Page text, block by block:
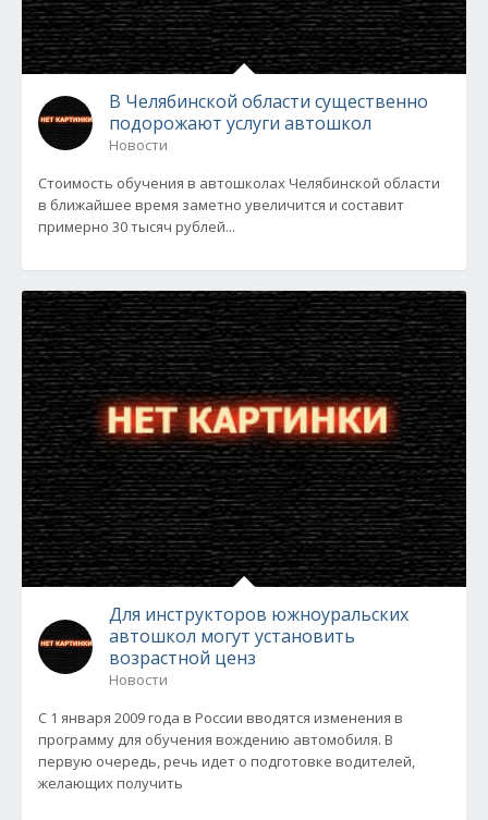
В Челябинской области существенно
подорожают услуги автошкол
Новости
Стоимость обучения в автошколах Челябинской области
в ближайшее время заметно увеличится и составит
примерно 30 тысяч рублей...
Для инструкторов южноуральских
автошкол могут установить
возрастной ценз
Новости
С 1 января 2009 года в России вводятся изменения в
программу для обучения вождению автомобиля. В
первую очередь, речь идет о подготовке водителей,
желающих получить